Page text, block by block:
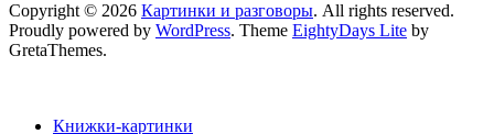
Copyright © 2026 Картинки и разговоры. All rights reserved.
Proudly powered by WordPress. Theme EightyDays Lite by
GretaThemes.
Книжки-картинки